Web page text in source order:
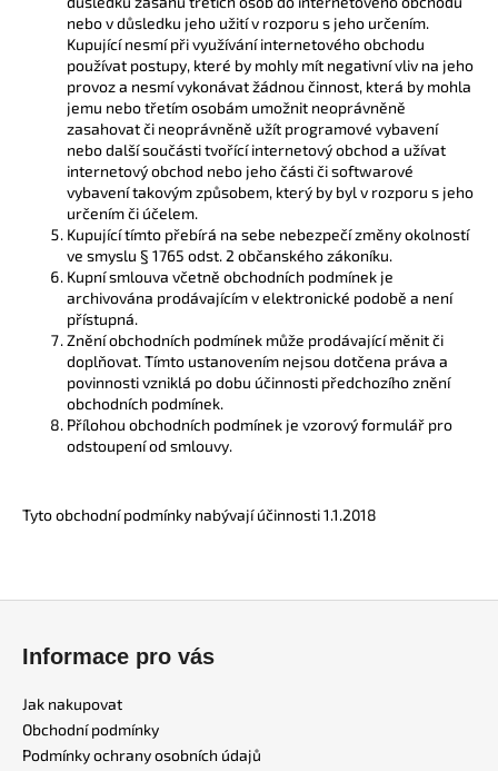
nebo v důsledku jeho užití v rozporu s jeho určením.
Kupující nesmí při využívání internetového obchodu
používat postupy, které by mohly mít negativní vliv na jeho
provoz a nesmí vykonávat žádnou činnost, která by mohla
jemu nebo třetím osobám umožnit neoprávněně
zasahovat či neoprávněně užít programové vybavení
nebo další součásti tvořící internetový obchod a užívat
internetový obchod nebo jeho části či softwarové
vybavení takovým způsobem, který by byl v rozporu s jeho
určením či účelem.
Kupující tímto přebírá na sebe nebezpečí změny okolností
ve smyslu § 1765 odst. 2 občanského zákoníku.
Kupní smlouva včetně obchodních podmínek je
archivována prodávajícím v elektronické podobě a není
přístupná.
Znění obchodních podmínek může prodávající měnit či
doplňovat. Tímto ustanovením nejsou dotčena práva a
povinnosti vzniklá po dobu účinnosti předchozího znění
obchodních podmínek.
Přílohou obchodních podmínek je vzorový formulář pro
odstoupení od smlouvy.
Tyto obchodní podmínky nabývají účinnosti 1.1.2018
Informace pro vás
Jak nakupovat
Obchodní podmínky
Podmínky ochrany osobních údajů